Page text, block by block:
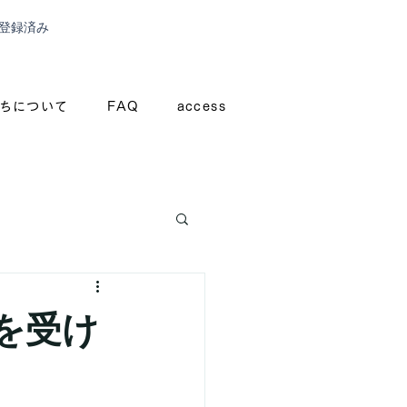
録済み
について FAQ access
受け